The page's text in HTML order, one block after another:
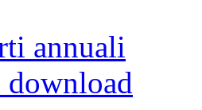
annuali
download